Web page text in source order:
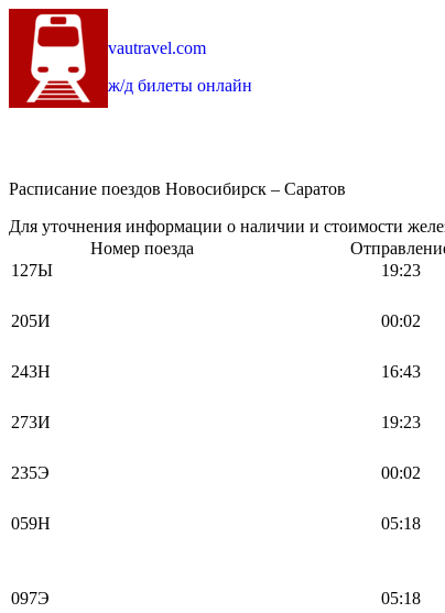
vautravel.com
ж/д билеты онлайн
Расписание поездов Новосибирск – Саратов
Для уточнения информации о наличии и стоимости
Номер поезда
127Ы
19:23
205И
00:02
243Н
16:43
273И
19:23
235Э
00:02
059Н
05:18
097Э 05:18